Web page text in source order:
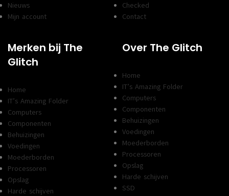
Nieuws
Mijn account
Checked
Contact
Merken bij The
Glitch
Home
IT’s Amazing Folder
Computers
Componenten
Behuizingen
Voedingen
Moederborden
Processoren
Opslag
Harde schijven
Over The Glitch
Home
IT’s Amazing Folder
Computers
Componenten
Behuizingen
Voedingen
Moederborden
Processoren
Opslag
Harde schijven
SSD